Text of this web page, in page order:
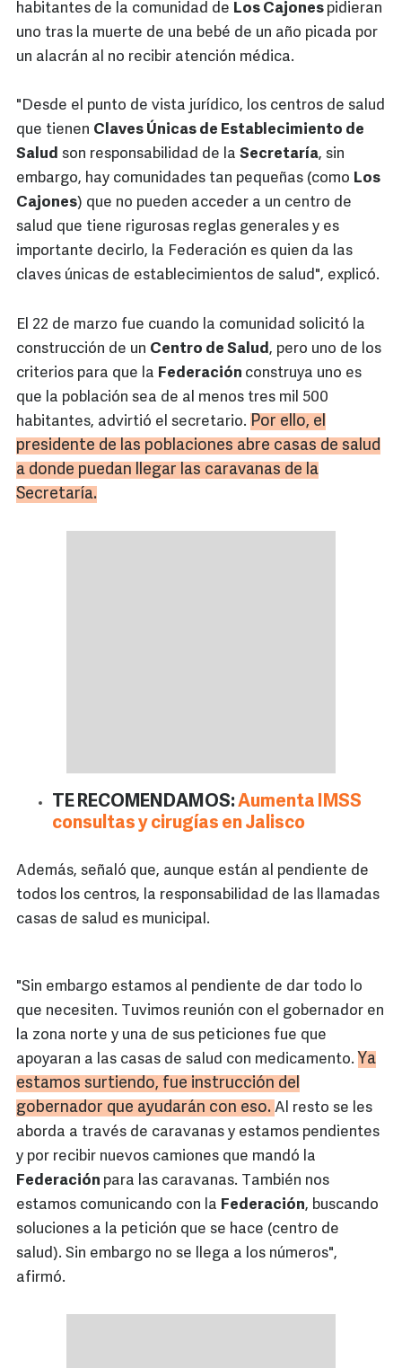
habitantes de la comunidad de Los Cajones pidieran
uno tras la muerte de una bebé de un año picada por
un alacrán al no recibir atención médica.
"Desde el punto de vista jurídico, los centros de salud
que tienen Claves Únicas de Establecimiento de
Salud son responsabilidad de la Secretaría, sin
embargo, hay comunidades tan pequeñas (como Los
Cajones) que no pueden acceder a un centro de
salud que tiene rigurosas reglas generales y es
importante decirlo, la Federación es quien da las
claves únicas de establecimientos de salud", explicó.
El 22 de marzo fue cuando la comunidad solicitó la
construcción de un Centro de Salud, pero uno de los
criterios para que la Federación construya uno es
que la población sea de al menos tres mil 500
habitantes, advirtió el secretario. Por ello, el
presidente de las poblaciones abre casas de salud
a donde puedan llegar las caravanas de la
Secretaría.
TE RECOMENDAMOS: Aumenta IMSS
consultas y cirugías en Jalisco
Además, señaló que, aunque están al pendiente de
todos los centros, la responsabilidad de las llamadas
casas de salud es municipal.
"Sin embargo estamos al pendiente de dar todo lo
que necesiten. Tuvimos reunión con el gobernador en
la zona norte y una de sus peticiones fue que
apoyaran a las casas de salud con medicamento. Ya
estamos surtiendo, fue instrucción del
gobernador que ayudarán con eso. Al resto se les
aborda a través de caravanas y estamos pendientes
y por recibir nuevos camiones que mandó la
Federación para las caravanas. También nos
estamos comunicando con la Federación, buscando
soluciones a la petición que se hace (centro de
salud). Sin embargo no se llega a los números",
afirmó.